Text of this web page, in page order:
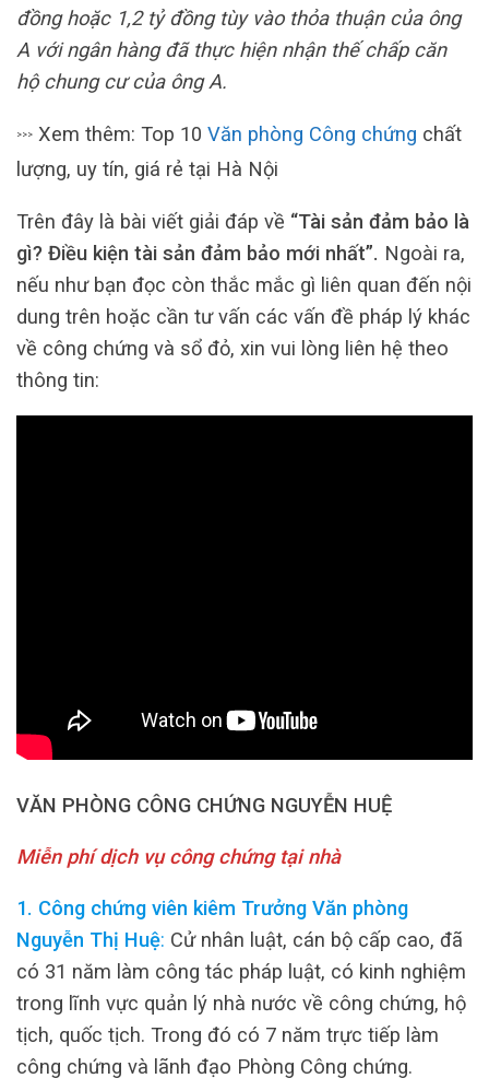
đồng hoặc 1,2 tỷ đồng tùy vào thỏa thuận của ông
A với ngân hàng đã thực hiện nhận thế chấp căn
hộ chung cư của ông A.
>>> Xem thêm: Top 10 Văn phòng Công chứng chất
lượng, uy tín, giá rẻ tại Hà Nội
Trên đây là bài viết giải đáp về “Tài sản đảm bảo là
gì? Điều kiện tài sản đảm bảo mới nhất”. Ngoài ra,
nếu như bạn đọc còn thắc mắc gì liên quan đến nội
dung trên hoặc cần tư vấn các vấn đề pháp lý khác
về công chứng và sổ đỏ, xin vui lòng liên hệ theo
thông tin:
VĂN PHÒNG CÔNG CHỨNG NGUYỄN HUỆ
Miễn phí dịch vụ công chứng tại nhà
1. Công chứng viên kiêm Trưởng Văn phòng
Nguyễn Thị Huệ: Cử nhân luật, cán bộ cấp cao, đã
có 31 năm làm công tác pháp luật, có kinh nghiệm
trong lĩnh vực quản lý nhà nước về công chứng, hộ
tịch, quốc tịch. Trong đó có 7 năm trực tiếp làm
công chứng và lãnh đạo Phòng Công chứng.